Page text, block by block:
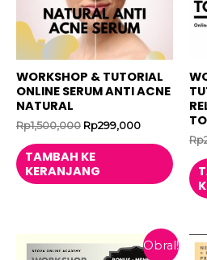
WORKSHOP & TUTORIAL
ONLINE SERUM ANTI ACNE
NATURAL
Rp1,500,000 Harga
adalah:
Rp1,500,000.
Rp299,000Harga
adalah:
Rp299,000.
TAMBAH KE
KERANJANG
Rp
Obral!